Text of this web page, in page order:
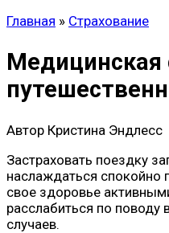
Главная » Страхование
Медицинская
Автор Кристина Эндлесс
Застраховать поездку
наслаждаться спокойно
свое здоровье
расслабиться по
случаев.